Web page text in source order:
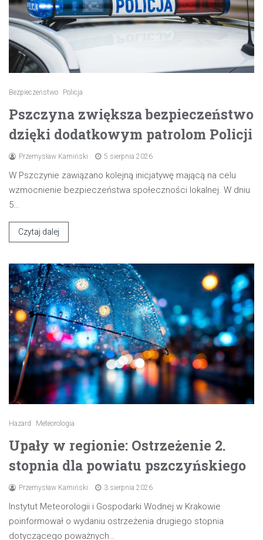
Bezpieczeństwo Policja
Pszczyna zwiększa bezpieczeństwo
dzięki dodatkowym patrolom Policji
Przemysław Kamiński 5 sierpnia 2026
W Pszczynie zawiązano kolejną inicjatywę mającą na celu
wzmocnienie bezpieczeństwa społeczności lokalnej. W dniu
5…
Czytaj dalej
Hazard Meteorologia
Upały w regionie: Ostrzeżenie 2.
stopnia dla powiatu pszczyńskiego
Przemysław Kamiński 3 sierpnia 2026
Instytut Meteorologii i Gospodarki Wodnej w Krakowie
poinformował o wydaniu ostrzeżenia drugiego stopnia
dotyczącego poważnych…